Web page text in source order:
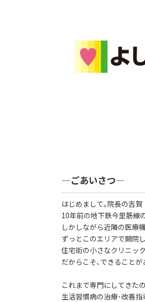
―ごあいさつ―
はじめまして｡院長の吉
10年前の地下鉄今里筋線
しかしながら近隣の医療
ずっとこのエリアで開院
住宅街の小さなクリニッ
だからこそ､できること
これまで専門にしてきた
生活習慣病の治療･改善